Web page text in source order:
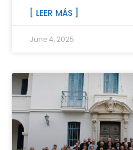
[ LEER MÁS ]
June 4, 2025